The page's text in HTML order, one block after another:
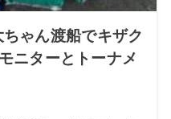
ゃん渡船でキザク
ニターとトーナメ